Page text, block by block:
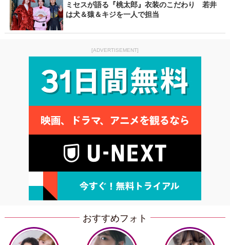
ミセスが語る『桃太郎』衣装のこだわり 若井
は犬＆猿＆キジを一人で担当
[ADVERTISEMENT]
おすすめフォト